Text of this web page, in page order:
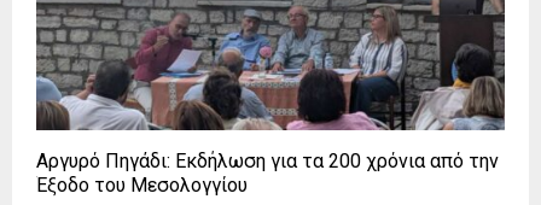
Αργυρό Πηγάδι: Εκδήλωση για τα 200 χρόνια από την
Έξοδο του Μεσολογγίου